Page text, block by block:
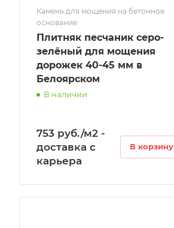
Камень для мощения на бетонное
основание
Плитняк песчаник серо-
зелёный для мощения
дорожек 40-45 мм в
Белоярском
В наличии
753 руб./м2 -
доставка с
карьера
В корзину